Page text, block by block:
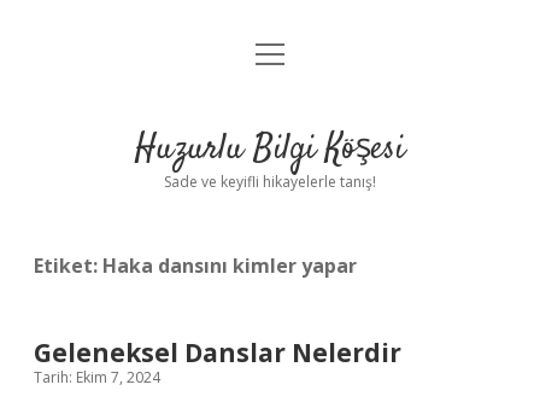
Anasayfa
Yasal Uyarı
menüyü
Huzurlu Bilgi Köşesi
Sade ve keyifli hikayelerle tanış!
Etiket: Haka dansını kimler yapar
Geleneksel Danslar Nelerdir
Tarih: Ekim 7, 2024